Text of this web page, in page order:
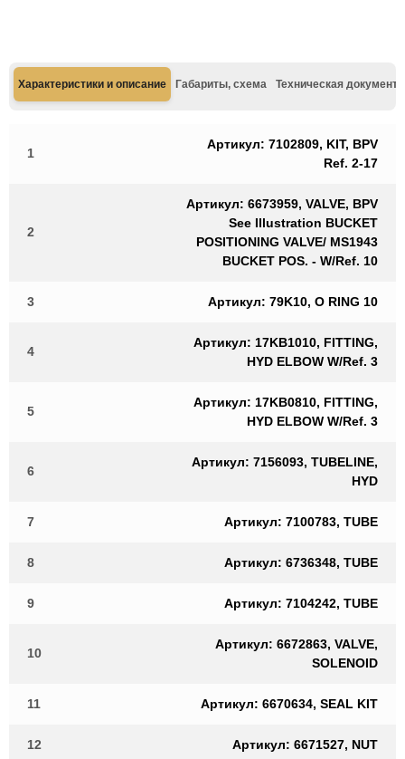
Характеристики и описание Габариты, схема Техническая
1
Артикул: 7102809, KIT, BPV
Ref. 2-17
2
Артикул: 6673959, VALVE, BPV
See Illustration BUCKET
POSITIONING VALVE/ MS1943
BUCKET POS. - W/Ref. 10
3 Артикул: 79K10, O RING 10
4
Артикул: 17KB1010, FITTING,
HYD ELBOW W/Ref. 3
5
Артикул: 17KB0810, FITTING,
HYD ELBOW W/Ref. 3
6
Артикул: 7156093, TUBELINE,
HYD
7 Артикул: 7100783, TUBE
8 Артикул: 6736348, TUBE
9 Артикул: 7104242, TUBE
10
Артикул: 6672863, VALVE,
SOLENOID
11 Артикул: 6670634, SEAL KIT
12 Артикул: 6671527, NUT